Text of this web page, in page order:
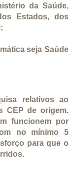
da Saúde,
Estados, dos
seja Saúde
relativos ao
CEP de origem.
funcionem por
no mínimo 5
para que o